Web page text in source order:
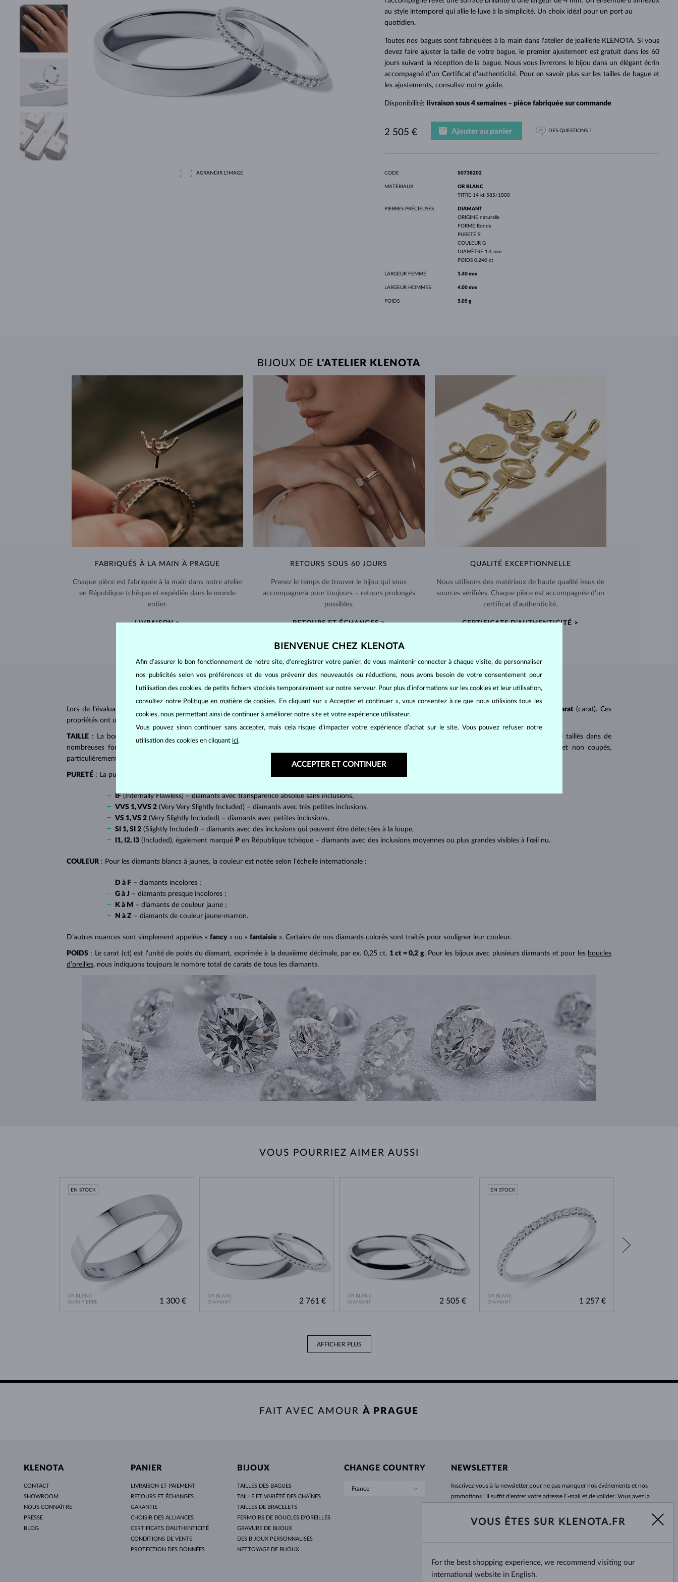
DESIGN HALO
ENSEMBLES ORIGINAUX POUR FEMMES EN OR JAUNE
POUR FEMMES EN OR ROSE
AMÉTHYSTES
SOLITAIRES OR BLANC
OR JAUNE
OR ROSE
PIERRES PRÉCIEUSES OR ROSE
COLLIERS MAGNÉTIQUES
PERLES D´EAU DOUCE
PERLES
DÉCOUVRIR
SERTISSAGE CLOS OR BLANC
OR ROSE
PERSONNALISABLES
LETNÍ VRSTVENÍ
POUR LA MAMAN
DÉCOUVRIR
AGRANDIR L'IMAGE
au style intemporel qui allie le luxe à la simplicité. Un choix idéal pour un port au
quotidien.
Toutes nos bagues sont fabriquées à la main dans l'atelier de joaillerie KLENOTA. Si vous
devez faire ajuster la taille de votre bague, le premier ajustement est gratuit dans les 60
jours suivant la réception de la bague. Nous vous livrerons le bijou dans un élégant écrin
accompagné d'un Certificat d'authenticité. Pour en savoir plus sur les tailles de bague et
les ajustements, consultez notre guide.
Disponibilité: livraison sous 4 semaines – pièce fabriquée sur commande
2 505 € Ajouter au panier DES QUESTIONS ?
CODE S0738202
MATÉRIAUX
OR BLANC
TITRE 14 kt 585/1000
PIERRES PRÉCIEUSES
DIAMANT
ORIGINE naturelle
FORME Ronde
PURETÉ SI
COULEUR G
DIAMÈTRE 1.4 mm
POIDS 0.240 ct
LARGEUR FEMME 1.40 mm
LARGEUR HOMMES 4.00 mm
POIDS 5.05 g
BIJOUX DE L'ATELIER KLENOTA
FABRIQUÉS À LA MAIN À PRAGUE
Chaque pièce est fabriquée à la main dans notre atelier
en République tchèque et expédiée dans le monde
entier.
LIVRAISON >
RETOURS SOUS 60 JOURS
Prenez le temps de trouver le bijou qui vous
accompagnera pour toujours – retours prolongés
possibles.
RETOURS ET ÉCHANGES >
QUALITÉ EXCEPTIONNELLE
Nous utilisons des matériaux de haute qualité issus de
sources vérifiées. Chaque pièce est accompagnée d’un
certificat d’authenticité.
CERTIFICATS D’AUTHENTICITÉ >
BIJOUX ENDIAMANT
Lors de l’évaluation et de la certification des carat (carat). Ces
propriétés ont un impact majeur sur le prix d’un diamant.
TAILLE : La bonne taille donne au diamant son éclat brillant. La taille ronde dite
appartient aux tailles les plus populaires. Les diamants sont aussi taillés dans de
nombreuses formes dites fantaisies, telles que la marquise, baguette, cœur, larme, ovale ou princesse (quadrilatère ou triangulaire avec angles pointus et non coupés,
particulièrement populaire sur
PURETÉ : La pureté de diamant est déterminée par la quantité, la taille et la répartition des inclusions ou bien des imperfections internes du diamant :
IF (Internally Flawless) – diamants avec transparence absolue sans inclusions,
VVS 1, VVS 2 (Very Very Slightly Included) – diamants avec très petites inclusions,
VS 1, VS 2 (Very Slightly Included) – diamants avec petites inclusions,
SI 1, SI 2 (Slightly Included) – diamants avec des inclusions qui peuvent être détectées à la loupe,
I1, I2, I3 (Included), également marqué P en République tchèque – diamants avec des inclusions moyennes ou plus grandes visibles à l’œil nu.
COULEUR : Pour les diamants blancs à jaunes, la couleur est notée selon l’échelle internationale :
D à F – diamants incolores ;
G à J – diamants presque incolores ;
K à M – diamants de couleur jaune ;
N à Z – diamants de couleur jaune-marron.
D’autres nuances sont simplement appelées « fancy » ou « fantaisie ». Certains de nos diamants colorés sont traités pour souligner leur couleur.
POIDS : Le carat (ct) est l’unité de poids du diamant, exprimée à la deuxième décimale, par ex. 0,25 ct. 1 ct = 0,2 g. Pour les bijoux avec plusieurs diamants et pour les boucles
d’oreilles, nous indiquons toujours le nombre total de carats de tous les diamants.
VOUS POURRIEZ AIMER AUSSI
OR BLANC
SANS PIERRE
EN STOCK
1 300 €
OR BLANC
DIAMANT
2 761 €
OR BLANC
DIAMANT
2 505 €
OR BLANC
DIAMANT
EN STOCK
1 257 €
AFFICHER PLUS
FAIT AVEC AMOUR À PRAGUE
KLENOTA
CONTACT
SHOWROOM
NOUS CONNAÎTRE
PRESSE
BLOG
PANIER
LIVRAISON ET PAIEMENT
RETOURS ET ÉCHANGES
GARANTIE
CHOISIR DES ALLIANCES
CERTIFICATS D’AUTHENTICITÉ
CONDITIONS DE VENTE
PROTECTION DES DONNÉES
BIJOUX
TAILLES DES BAGUES
TAILLE ET VARIÉTÉ DES CHAÎNES
TAILLES DE BRACELETS
FERMOIRS DE BOUCLES D'OREILLES
GRAVURE DE BIJOUX
DES BIJOUX PERSONNALISÉS
NETTOYAGE DE BIJOUX
CHANGE COUNTRY
France
NEWSLETTER
Inscrivez-vous àla newsletter pour ne pas manquer nos événements et nos
promotions ! Il suffit d'entrer votre adresse E-mail et de valider. Vous avez la
impatience.
Oui, je veux recevoir desnouvelles intéressantes par e-mail.
BIENVENUE CHEZ KLENOTA
Afin d’assurer le bon fonctionnement de notre site, d’enregistrer votre panier, de vous maintenir connecter à chaque visite, de personnaliser
nos publicités selon vos préférences et de vous prévenir des nouveautés ou réductions, nous avons besoin de votre consentement pour
l’utilisation des cookies, de petits fichiers stockés temporairement sur notre serveur. Pour plus d’informations sur les cookies et leur utilisation,
consultez notre Politique en matière de cookies. En cliquant sur « Accepter et continuer », vous consentez à ce que nous utilisions tous les
cookies, nous permettant ainsi de continuer à améliorer notre site et votre expérience utilisateur.
Vous pouvez sinon continuer sans accepter, mais cela risque d’impacter votre expérience d’achat sur le site. Vous pouvez refuser notre
utilisation des cookies en cliquantici.
ACCEPTER ET CONTINUER
VOUS ÊTES SUR KLENOTA.FR
For the best shopping experience, we recommend visiting our
international website in English.